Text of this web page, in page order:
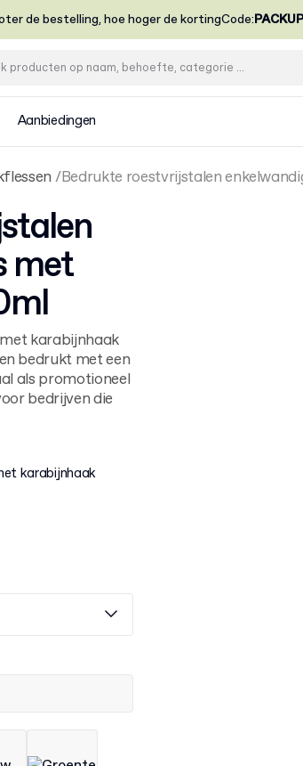
de bestelling, hoe hoger de kortingCode:PACKUP
Aanbiedingen
Bedrukte roestvrijstalen
met
karabijnhaak
bedrukt met een
als promotioneel
bedrijven die
karabijnhaak